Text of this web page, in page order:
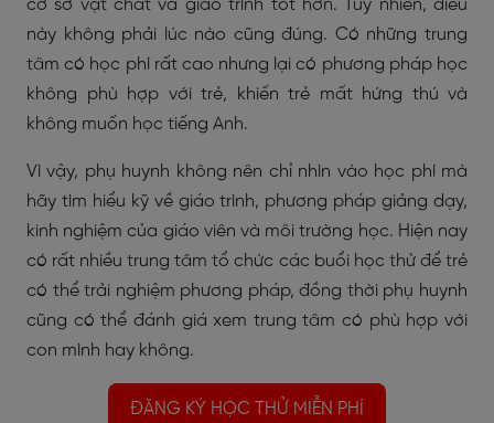
cơ sở vật chất và giáo trình tốt hơn. Tuy nhiên, điều
này không phải lúc nào cũng đúng. Có những trung
tâm có học phí rất cao nhưng lại có phương pháp học
không phù hợp với trẻ, khiến trẻ mất hứng thú và
không muốn học tiếng Anh.
Vì vậy, phụ huynh không nên chỉ nhìn vào học phí mà
hãy tìm hiểu kỹ về giáo trình, phương pháp giảng dạy,
kinh nghiệm của giáo viên và môi trường học. Hiện nay
có rất nhiều trung tâm tổ chức các buổi học thử để trẻ
có thể trải nghiệm phương pháp, đồng thời phụ huynh
cũng có thể đánh giá xem trung tâm có phù hợp với
con mình hay không.
ĐĂNG KÝ HỌC THỬ MIỄN PHÍ